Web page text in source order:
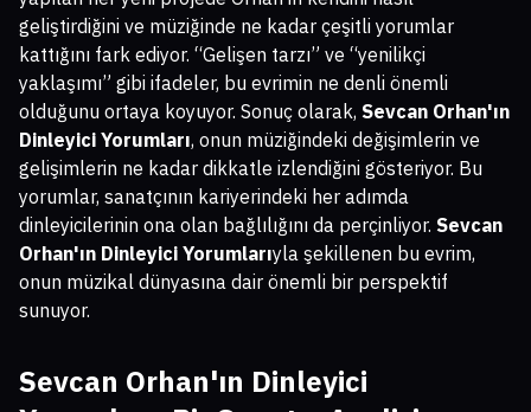
geliştirdiğini ve müziğinde ne kadar çeşitli yorumlar
kattığını fark ediyor. “Gelişen tarzı” ve “yenilikçi
yaklaşımı” gibi ifadeler, bu evrimin ne denli önemli
olduğunu ortaya koyuyor. Sonuç olarak, Sevcan Orhan'ın
Dinleyici Yorumları, onun müziğindeki değişimlerin ve
gelişimlerin ne kadar dikkatle izlendiğini gösteriyor. Bu
yorumlar, sanatçının kariyerindeki her adımda
dinleyicilerinin ona olan bağlılığını da perçinliyor. Sevcan
Orhan'ın Dinleyici Yorumlarıyla şekillenen bu evrim,
onun müzikal dünyasına dair önemli bir perspektif
sunuyor.
Sevcan Orhan'ın Dinleyici